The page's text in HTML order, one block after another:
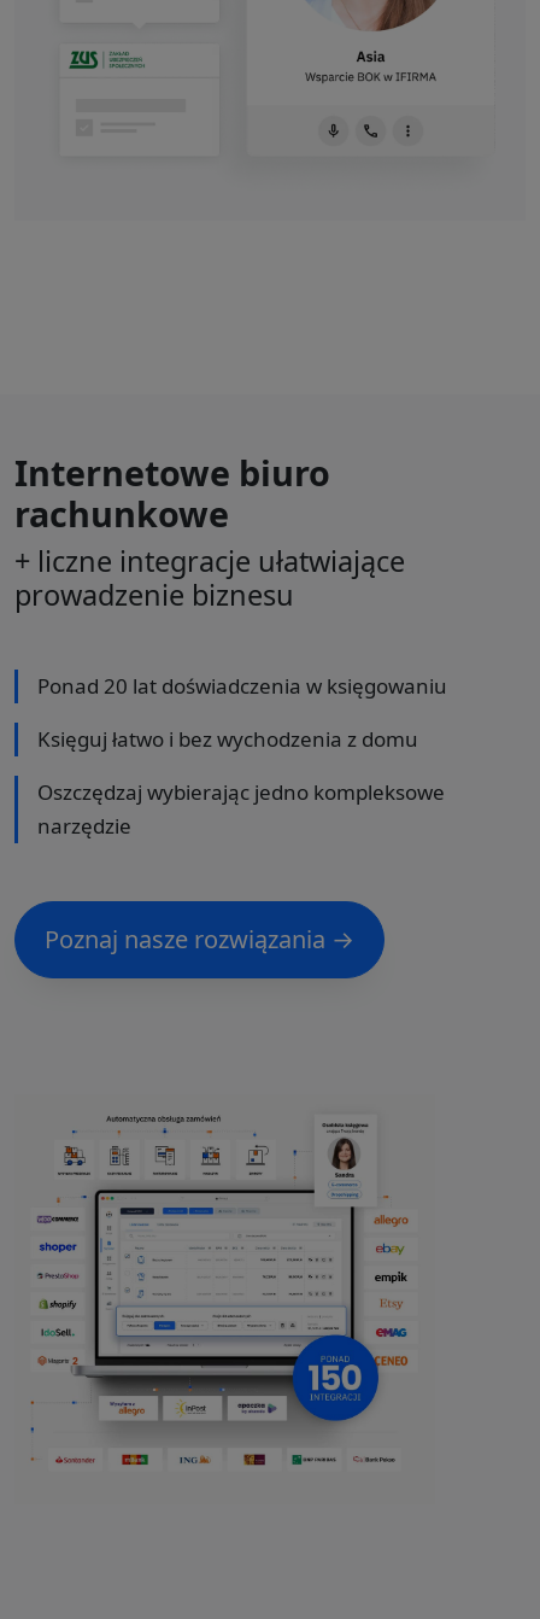
Internetowe biuro
rachunkowe
+ liczne integracje ułatwiające
prowadzenie biznesu
Ponad 20 lat doświadczenia w księgowaniu
Księguj łatwo i bez wychodzenia z domu
Oszczędzaj wybierając jedno kompleksowe
narzędzie
Poznaj nasze rozwiązania →